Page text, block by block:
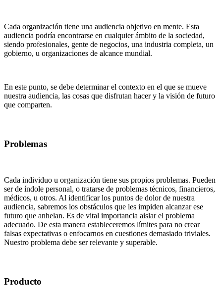
Cada organización tiene una audiencia objetivo en mente. Esta
audiencia podría encontrarse en cualquier ámbito de la sociedad,
siendo profesionales, gente de negocios, una industria completa, un
gobierno, u organizaciones de alcance mundial.
En este punto, se debe determinar el contexto en el que se mueve
nuestra audiencia, las cosas que disfrutan hacer y la visión de futuro
que comparten.
Problemas
Cada individuo u organización tiene sus propios problemas. Pueden
ser de índole personal, o tratarse de problemas técnicos, financieros,
médicos, u otros. Al identificar los puntos de dolor de nuestra
audiencia, sabremos los obstáculos que les impiden alcanzar ese
futuro que anhelan. Es de vital importancia aislar el problema
adecuado. De esta manera estableceremos límites para no crear
falsas expectativas o enfocarnos en cuestiones demasiado triviales.
Nuestro problema debe ser relevante y superable.
Producto